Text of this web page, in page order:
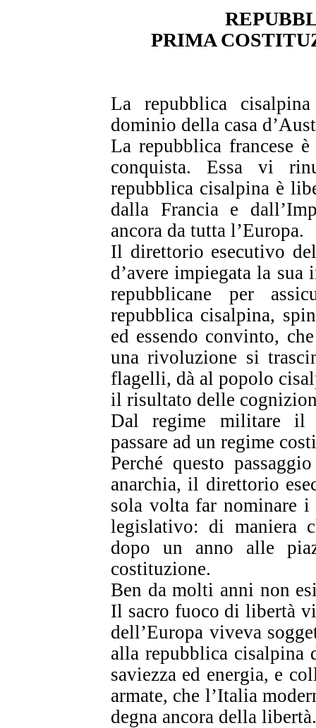
PRIMA
La repubblica
dominio della casa
La repubblica francese
conquista. Essa vi
repubblica cisalpina è
dalla Francia e
ancora da tutta l’Europa.
Il direttorio esecutivo
d’avere impiegata la
repubblicane per
repubblica cisalpina,
ed essendo convinto,
una rivoluzione si
flagelli, dà al popolo
il risultato delle
Dal regime militare il
passare ad un regime
Perché questo
anarchia, il direttorio
sola volta far nominare
legislativo: di maniera
dopo un anno alle
costituzione.
Ben da molti anni non
Il sacro fuoco di libertà
dell’Europa viveva
alla repubblica cisalpina
saviezza ed energia, e
armate, che l’Italia
degna ancora della libertà.